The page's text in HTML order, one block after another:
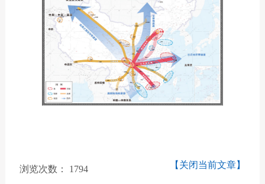
浏览次数： 1794 【关闭当前文章】